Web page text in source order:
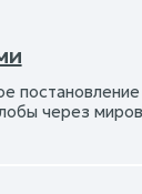
через